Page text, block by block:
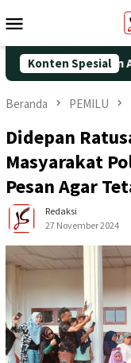
ke
Mobile
Konten Spesial
ke-25 dengan Aksi
Beranda PEMILU
Didepan
Masyarakat
Pesan Agar
Redaksi
27 November 2024